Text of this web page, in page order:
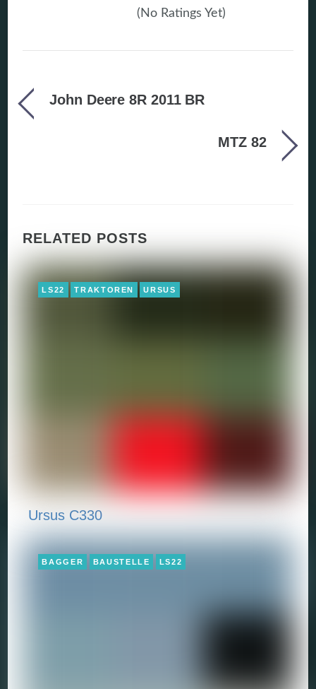
(No Ratings Yet)
John Deere 8R 2011 BR
MTZ 82
RELATED POSTS
LS22 TRAKTOREN URSUS
Ursus C330
BAGGER BAUSTELLE LS22